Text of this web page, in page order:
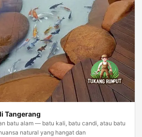
Tangerang
batu alam — batu kali, batu candi, atau batu
natural yang hangat dan